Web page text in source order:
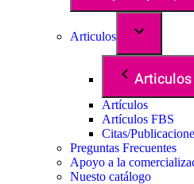
Articulos
Articulos
Artículos
Artículos FBS
Citas/
Preguntas Frecuentes
Apoyo a la
Nuesto catálogo